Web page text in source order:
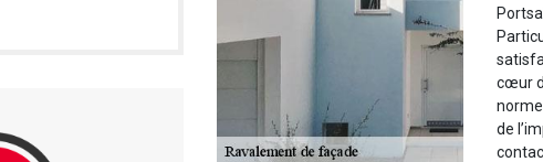
cœur
de